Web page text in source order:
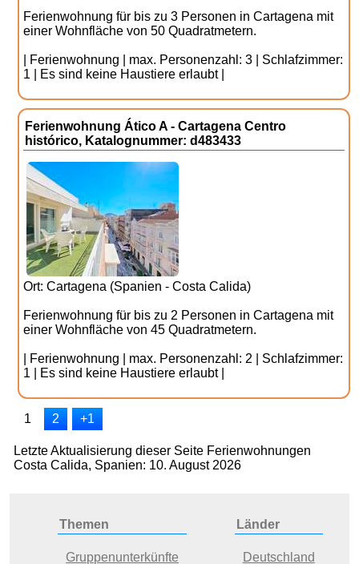
Ferienwohnung für bis zu 3 Personen in Cartagena mit
einer Wohnfläche von 50 Quadratmetern.
| Ferienwohnung | max. Personenzahl: 3 | Schlafzimmer:
1 | Es sind keine Haustiere erlaubt |
Ferienwohnung Ático A - Cartagena Centro
histórico, Katalognummer: d483433
Ort: Cartagena (Spanien - Costa Calida)
Ferienwohnung für bis zu 2 Personen in Cartagena mit
einer Wohnfläche von 45 Quadratmetern.
| Ferienwohnung | max. Personenzahl: 2 | Schlafzimmer:
1 | Es sind keine Haustiere erlaubt |
1 2 +1
Letzte Aktualisierung dieser Seite Ferienwohnungen
Costa Calida, Spanien: 10. August 2026
Themen
Gruppenunterkünfte
Länder
Deutschland